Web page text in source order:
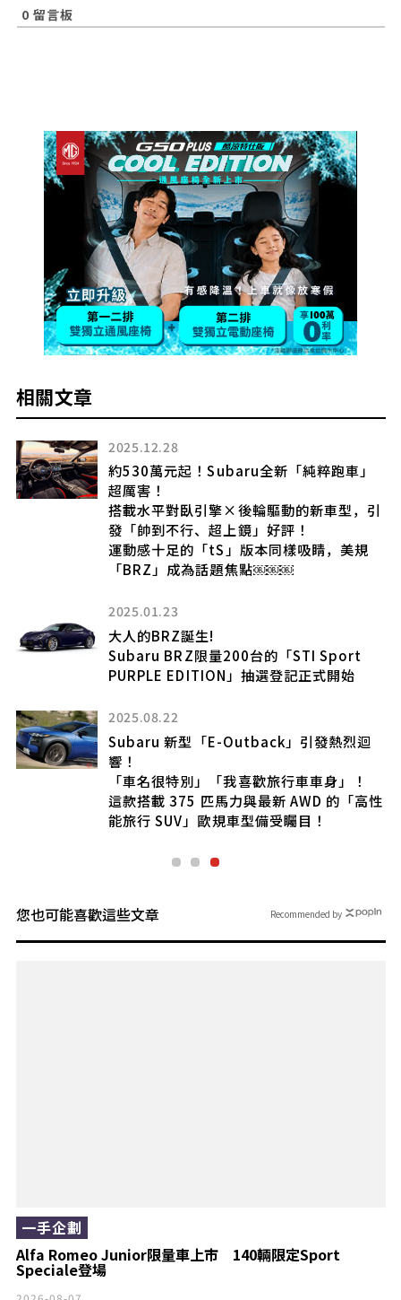
0 留言板
相關文章
2025.12.28
約530萬元起！Subaru全新「純粹跑車」
超厲害！
搭載水平對臥引擎×後輪驅動的新車型，引
發「帥到不行、超上鏡」好評！
運動感十足的「tS」版本同樣吸睛，美規
「BRZ」成為話題焦點￼￼￼
2025.01.23
大人的BRZ誕生!
Subaru BRZ限量200台的「STI Sport
PURPLE EDITION」抽選登記正式開始
2025.08.22
Subaru 新型「E-Outback」引發熱烈迴
響！
「車名很特別」「我喜歡旅行車車身」！
這款搭載 375 匹馬力與最新 AWD 的「高性
能旅行 SUV」歐規車型備受矚目！
您也可能喜歡這些文章
Alfa Romeo Junior限量車上市 140輛限定Sport
Speciale登場
一手企劃
Recommended by